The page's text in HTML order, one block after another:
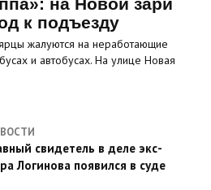
на Новой зари
к подъезду
жалуются на неработающие
и автобусах. На улице Новая
свидетель в деле экс-
Логинова появился в суде